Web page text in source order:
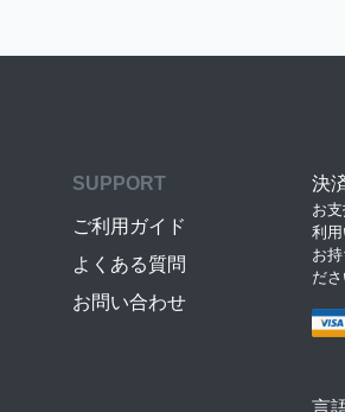
SUPPORT
ご利用ガイド
よくある質問
お問い合わせ
決
お
利
お
ださ
言